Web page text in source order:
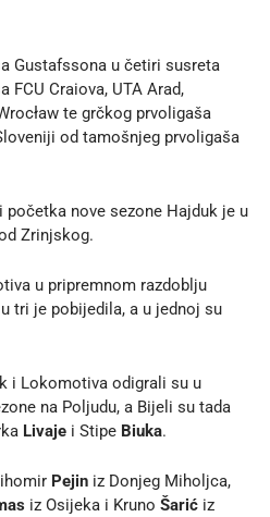
Gustafssona u četiri susreta
FCU Craiova, UTA Arad,
te grčkog prvoligaša
od tamošnjeg prvoligaša
nove sezone Hajduk je u
Zrinjskog.
u pripremnom razdoblju
tri je pobijedila, a u jednoj su
i Lokomotiva odigrali su u
na Poljudu, a Bijeli su tada
Livaje i Stipe Biuka.
Pejin iz Donjeg Miholjca,
iz Osijeka i Kruno Šarić iz